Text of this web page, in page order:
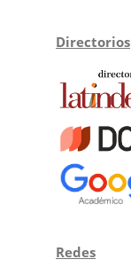
Directorios
Redes